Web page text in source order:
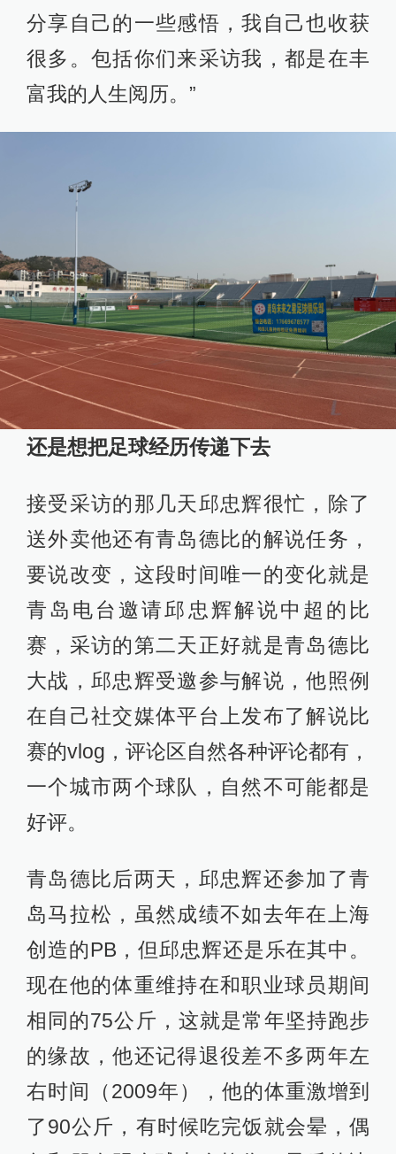
分享自己的一些感悟，我自己也收获
很多。包括你们来采访我，都是在丰
富我的人生阅历。”
还是想把足球经历传递下去
接受采访的那几天邱忠辉很忙，除了
送外卖他还有青岛德比的解说任务，
要说改变，这段时间唯一的变化就是
青岛电台邀请邱忠辉解说中超的比
赛，采访的第二天正好就是青岛德比
大战，邱忠辉受邀参与解说，他照例
在自己社交媒体平台上发布了解说比
赛的vlog，评论区自然各种评论都有，
一个城市两个球队，自然不可能都是
好评。
青岛德比后两天，邱忠辉还参加了青
岛马拉松，虽然成绩不如去年在上海
创造的PB，但邱忠辉还是乐在其中。
现在他的体重维持在和职业球员期间
相同的75公斤，这就是常年坚持跑步
的缘故，他还记得退役差不多两年左
右时间（2009年），他的体重激增到
了90公斤，有时候吃完饭就会晕，偶